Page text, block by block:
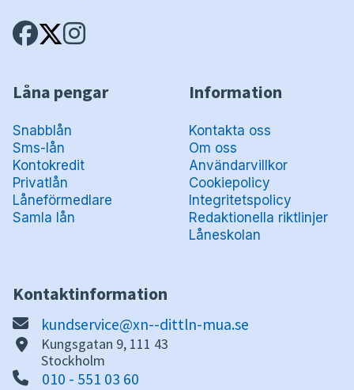
Låna pengar
Snabblån
Sms-lån
Kontokredit
Privatlån
Låneförmedlare
Samla lån
Information
Kontakta oss
Om oss
Användarvillkor
Cookiepolicy
Integritetspolicy
Redaktionella riktlinjer
Låneskolan
Kontaktinformation
kundservice@xn--dittln-mua.se
Kungsgatan 9, 111 43
Stockholm
010 - 551 03 60